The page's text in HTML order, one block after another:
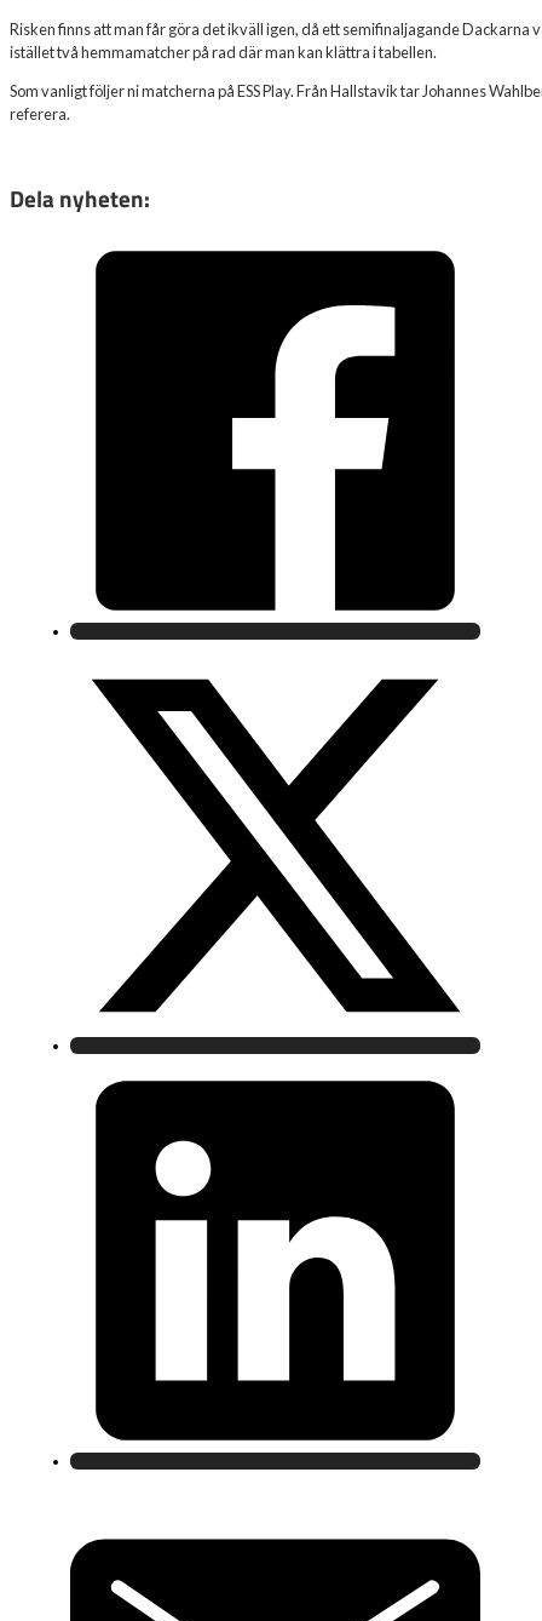
Risken finns att man får göra det ikväll igen, då ett semifinaljagande Dackarna
istället två hemmamatcher på rad där man kan klättra i tabellen.
Som vanligt följer ni matcherna på ESS Play. Från Hallstavik tar Johannes
referera.
Dela nyheten: